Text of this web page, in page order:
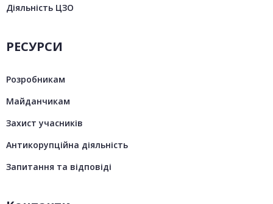
Діяльність ЦЗО
РЕСУРСИ
Розробникам
Майданчикам
Захист учасників
Антикорупційна діяльність
Запитання та відповіді